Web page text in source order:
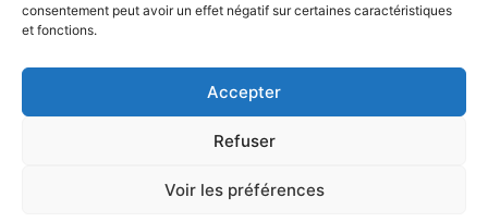
consentement peut avoir un effet négatif sur certaines caractéristiques
et fonctions.
Accepter
Refuser
Voir les préférences
© 2026 Port Vilaine Maritime |Mentions légales| Conception :Mobius
Infographie